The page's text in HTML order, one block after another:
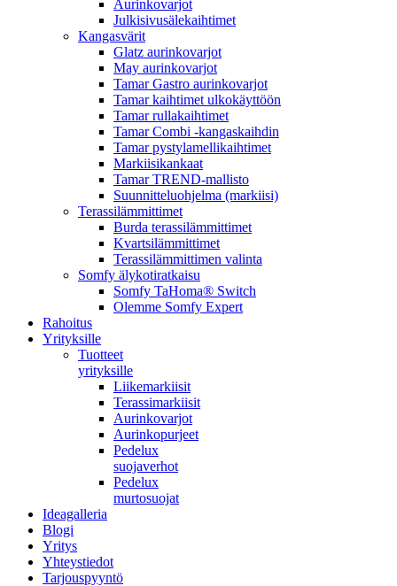
Aurinkovarjot
Julkisivusälekaihtimet
Kangasvärit
Glatz aurinkovarjot
May aurinkovarjot
Tamar Gastro aurinkovarjot
Tamar kaihtimet ulkokäyttöön
Tamar rullakaihtimet
Tamar Combi -kangaskaihdin
Tamar pystylamellikaihtimet
Markiisikankaat
Tamar TREND-mallisto
Suunnitteluohjelma (markiisi)
Terassilämmittimet
Burda terassilämmittimet
Kvartsilämmittimet
Terassilämmittimen valinta
Somfy älykotiratkaisu
Somfy TaHoma® Switch
Olemme Somfy Expert
Rahoitus
Yrityksille
Tuotteet
yrityksille
Liikemarkiisit
Terassimarkiisit
Aurinkovarjot
Aurinkopurjeet
Pedelux
suojaverhot
Pedelux
murtosuojat
Ideagalleria
Blogi
Yritys
Yhteystiedot
Tarjouspyyntö